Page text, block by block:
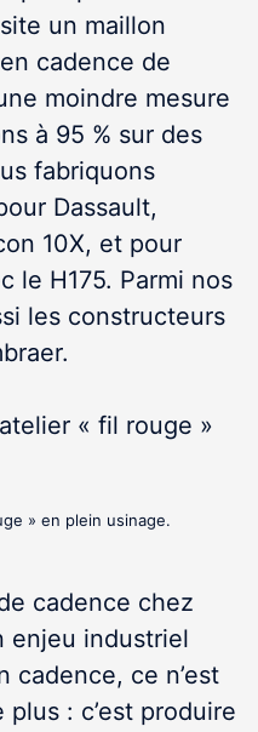
un maillon
cadence de
moindre mesure
à 95 % sur des
fabriquons
Dassault,
10X, et pour
le H175. Parmi nos
les constructeurs
» en plein usinage.
cadence chez
enjeu industriel
cadence, ce n’est
: c’est produire